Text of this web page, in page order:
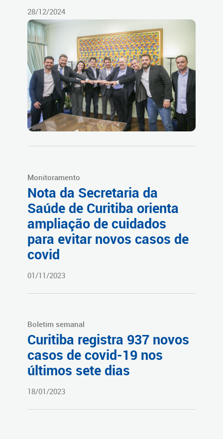
28/12/2024
Monitoramento
Nota da Secretaria da
Saúde de Curitiba orienta
ampliação de cuidados
para evitar novos casos de
covid
01/11/2023
Boletim semanal
Curitiba registra 937 novos
casos de covid-19 nos
últimos sete dias
18/01/2023